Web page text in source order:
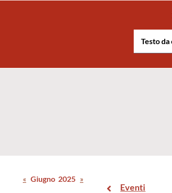
« Giugno 2025 »
Eventi